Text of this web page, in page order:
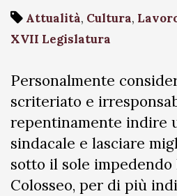
Attualità, Cultura,
XVII Legislatura
Personalmente
scriteriato e
repentinamente indire
sindacale e lasciare
sotto il sole impedendo
Colosseo, per di più